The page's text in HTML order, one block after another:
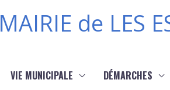
MAIRIE de LES
VIE MUNICIPALE DÉMARCHES